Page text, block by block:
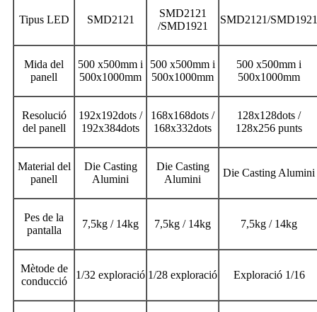
Tipus LED SMD2121
SMD2121
/SMD1921
SMD2121/SMD1921
Mida del
panell
500 x500mm i
500x1000mm
500 x500mm i
500x1000mm
500 x500mm i
500x1000mm
Resolució
del panell
192x192dots /
192x384dots
168x168dots /
168x332dots
128x128dots /
128x256 punts
Material del
panell
Die Casting
Alumini
Die Casting
Alumini
Die Casting Alumini
Pes de la
pantalla
7,5kg / 14kg 7,5kg / 14kg 7,5kg / 14kg
Mètode de
conducció
1/32 exploració 1/28 exploració Exploració 1/16